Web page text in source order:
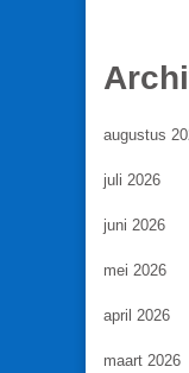
augustus
juli 2026
juni 2026
mei 2026
april 2026
maart 2026